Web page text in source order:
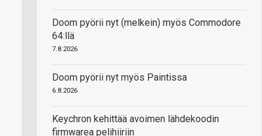
Doom pyörii nyt (melkein) myös Commodore
64:llä
7.8.2026
Doom pyörii nyt myös Paintissa
6.8.2026
Keychron kehittää avoimen lähdekoodin
firmwarea pelihiiriin